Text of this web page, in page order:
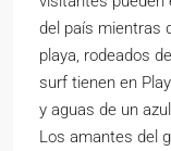
del país mientras
playa, rodeados
surf tienen en
y aguas de un
Los amantes del